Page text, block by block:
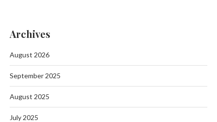
Archives
August 2026
September 2025
August 2025
July 2025